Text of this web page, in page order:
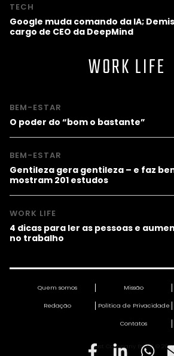
TECH
Google muda comando da IA;
cargo de CEO da DeepMind
WORK LIFE
BEM-ESTAR
O poder do “bom o bastante”
BEM-ESTAR
Gentileza gera gentileza – e faz
mostram 201 estudos
WORK LIFE
4 dicas para ler as pessoas e
no trabalho
Quem somos Missão
Redação Política de Privacidade
Contatos
Fast Company Brasil ©